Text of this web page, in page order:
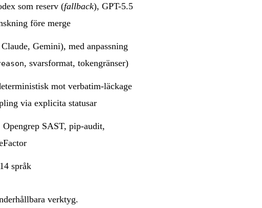
som reserv (fallback), GPT-5.5
före merge
Gemini), med anpassning
, svarsformat, tokengränser)
mot verbatim-läckage
via explicita statusar
SAST, pip-audit,
språk
verktyg.